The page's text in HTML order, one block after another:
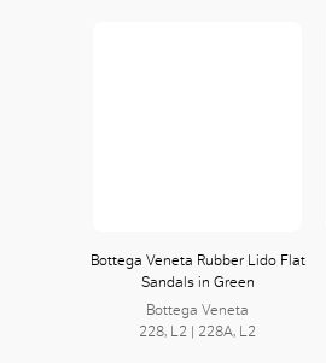
Bottega Veneta Rubber Lido Flat
Sandals in Green
Bottega Veneta
228, L2 | 228A, L2